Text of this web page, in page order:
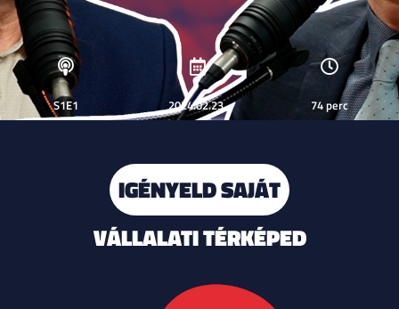
S1E1 2024.02.23. 74 perc
IGÉNYELD SAJÁT
VÁLLALATI TÉRKÉPED